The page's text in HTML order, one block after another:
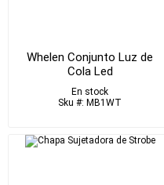
Whelen Conjunto Luz de
Cola Led
En stock
Sku #: MB1WT